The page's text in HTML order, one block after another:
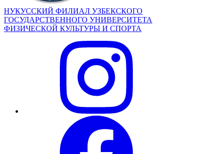
НУКУССКИЙ ФИЛИАЛ УЗБЕКСКОГО
ГОСУДАРСТВЕННОГО УНИВЕРСИТЕТА
ФИЗИЧЕСКОЙ КУЛЬТУРЫ И СПОРТА